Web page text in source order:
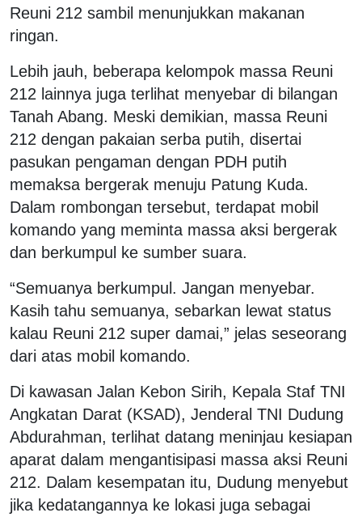
Reuni 212 sambil menunjukkan makanan
ringan.
Lebih jauh, beberapa kelompok massa Reuni
212 lainnya juga terlihat menyebar di bilangan
Tanah Abang. Meski demikian, massa Reuni
212 dengan pakaian serba putih, disertai
pasukan pengaman dengan PDH putih
memaksa bergerak menuju Patung Kuda.
Dalam rombongan tersebut, terdapat mobil
komando yang meminta massa aksi bergerak
dan berkumpul ke sumber suara.
“Semuanya berkumpul. Jangan menyebar.
Kasih tahu semuanya, sebarkan lewat status
kalau Reuni 212 super damai,” jelas seseorang
dari atas mobil komando.
Di kawasan Jalan Kebon Sirih, Kepala Staf TNI
Angkatan Darat (KSAD), Jenderal TNI Dudung
Abdurahman, terlihat datang meninjau kesiapan
aparat dalam mengantisipasi massa aksi Reuni
212. Dalam kesempatan itu, Dudung menyebut
jika kedatangannya ke lokasi juga sebagai